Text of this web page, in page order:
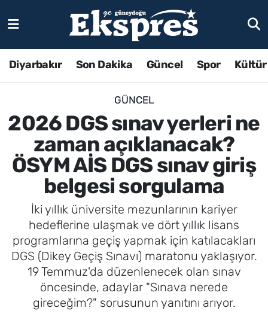
Diyarbakır Son Dakika Güncel Spor
GÜNCEL
2026 DGS sınav yerleri ne
zaman açıklanacak?
ÖSYM AİS DGS sınav giriş
belgesi sorgulama
İki yıllık üniversite mezunlarının kariyer
hedeflerine ulaşmak ve dört yıllık lisans
programlarına geçiş yapmak için katılacakları
DGS (Dikey Geçiş Sınavı) maratonu yaklaşıyor.
19 Temmuz'da düzenlenecek olan sınav
öncesinde, adaylar "Sınava nerede
gireceğim?" sorusunun yanıtını arıyor.